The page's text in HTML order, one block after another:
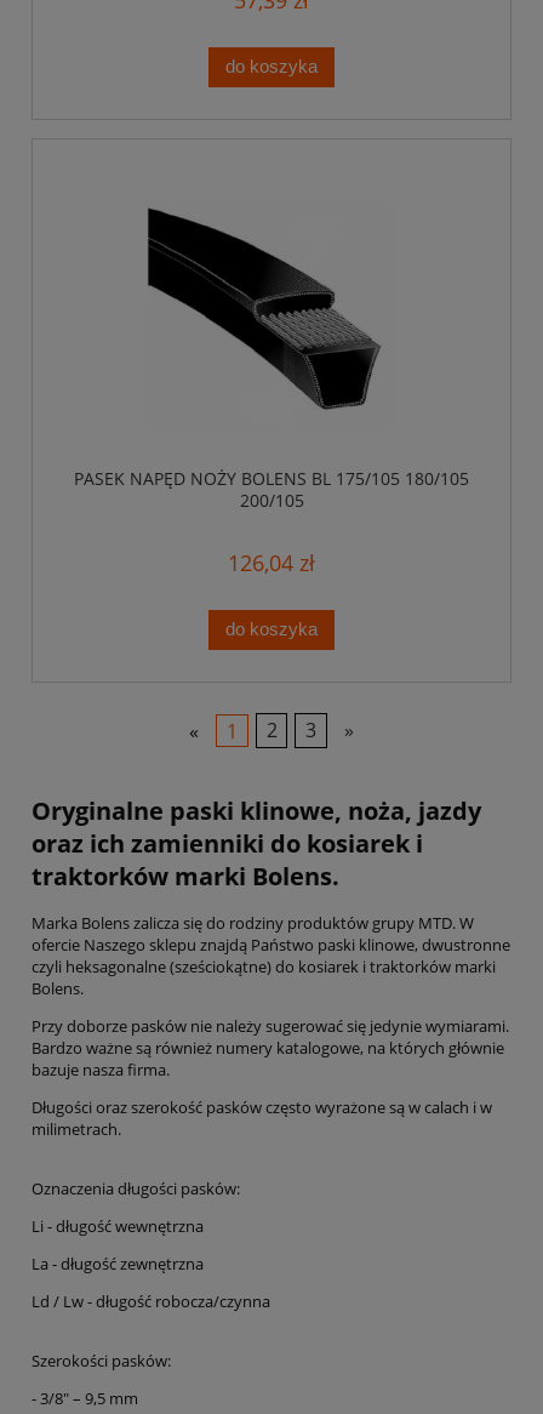
do koszyka
PASEK NAPĘD NOŻY BOLENS BL 175/105 180/105
200/105
126,04 zł
do koszyka
« 1 2 3 »
Oryginalne paski klinowe, noża, jazdy
oraz ich zamienniki do kosiarek i
traktorków marki Bolens.
Marka Bolens zalicza się do rodziny produktów grupy MTD. W
ofercie Naszego sklepu znajdą Państwo paski klinowe, dwustronne
czyli heksagonalne (sześciokątne) do kosiarek i traktorków marki
Bolens.
Przy doborze pasków nie należy sugerować się jedynie wymiarami.
Bardzo ważne są również numery katalogowe, na których głównie
bazuje nasza firma.
Długości oraz szerokość pasków często wyrażone są w calach i w
milimetrach.
Oznaczenia długości pasków:
Li - długość wewnętrzna
La - długość zewnętrzna
Ld / Lw - długość robocza/czynna
Szerokości pasków:
- 3/8" – 9,5 mm